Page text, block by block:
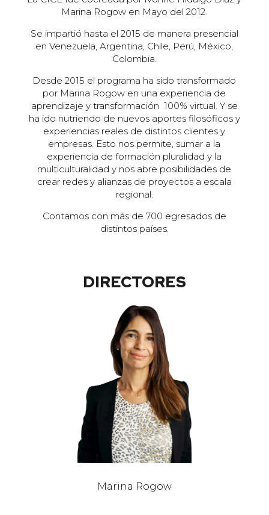
Marina Rogow en Mayo del 2012.
Se impartió hasta el 2015 de manera presencial
en Venezuela, Argentina, Chile, Perú, México,
Colombia.
Desde 2015 el programa ha sido transformado
por Marina Rogow en una experiencia de
aprendizaje y transformación 100% virtual. Y se
ha ido nutriendo de nuevos aportes filosóficos y
experiencias reales de distintos clientes y
empresas. Esto nos permite, sumar a la
experiencia de formación pluralidad y la
multiculturalidad y nos abre posibilidades de
crear redes y alianzas de proyectos a escala
regional.
Contamos con más de 700 egresados de
distintos países.
DIRECTORES
Marina Rogow